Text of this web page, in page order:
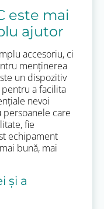
este mai
ajutor
accesoriu, ci
menținerea
un dispozitiv
a facilita
nevoi
persoanele care
fie
echipament
bună, mai
și a